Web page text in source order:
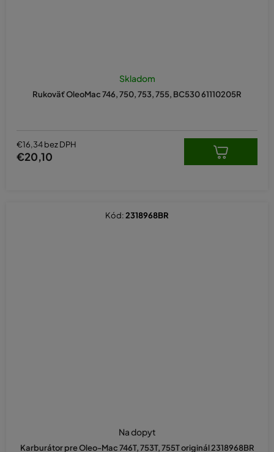
Rukoväť OleoMac 746, 750, 753, 755, BC530 61110205R
hodnotenie
je
Skladom
€16,34 bez DPH
€20,10
Karburátor pre Oleo-Mac 746T, 753T, 755T originál 2318968BR
Na dopyt
Kód:2318968BR